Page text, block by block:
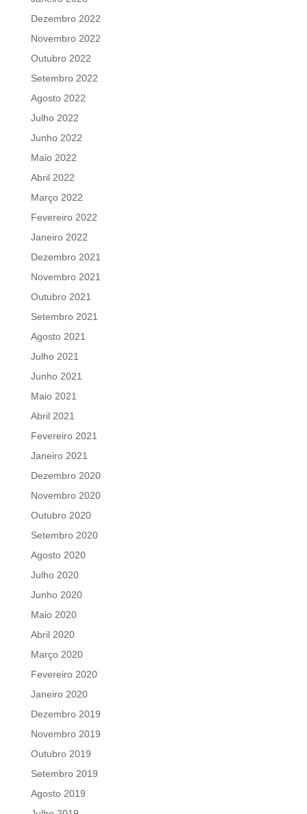
Dezembro 2022
Novembro 2022
Outubro 2022
Setembro 2022
Agosto 2022
Julho 2022
Junho 2022
Maio 2022
Abril 2022
Março 2022
Fevereiro 2022
Janeiro 2022
Dezembro 2021
Novembro 2021
Outubro 2021
Setembro 2021
Agosto 2021
Julho 2021
Junho 2021
Maio 2021
Abril 2021
Fevereiro 2021
Janeiro 2021
Dezembro 2020
Novembro 2020
Outubro 2020
Setembro 2020
Agosto 2020
Julho 2020
Junho 2020
Maio 2020
Abril 2020
Março 2020
Fevereiro 2020
Janeiro 2020
Dezembro 2019
Novembro 2019
Outubro 2019
Setembro 2019
Agosto 2019